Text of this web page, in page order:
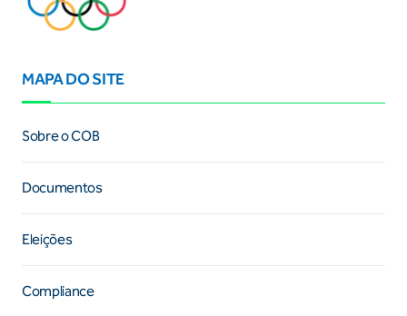
MAPA DO SITE
Sobre o COB
Documentos
Eleições
Compliance